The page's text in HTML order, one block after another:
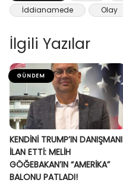
İddianamede
Olay
İlgili Yazılar
GÜNDEM
KENDİNİ TRUMP’IN DANIŞMANI
İLAN ETTİ: MELİH
GÖĞEBAKAN’IN “AMERİKA”
BALONU PATLADI!